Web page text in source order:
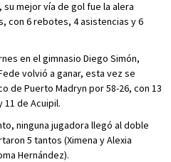
su mejor vía de gol fue la alera
con 6 rebotes, 4 asistencias y 6
en el gimnasio Diego Simón,
volvió a ganar, esta vez se
de Puerto Madryn por 58-26, con 13
11 de Acuipil.
ninguna jugadora llegó al doble
5 tantos (Ximena y Alexia
Hernández).